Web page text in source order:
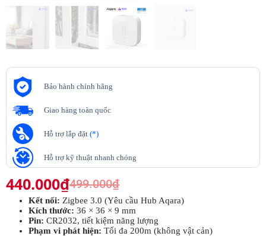
Bảo hành chính hãng
Giao hàng toàn quốc
Hỗ trợ lắp đặt (*)
Hỗ trợ kỹ thuật nhanh chóng
499.000₫
440.000₫
Kết nối: Zigbee 3.0 (Yêu cầu Hub Aqara)
Kích thước: 36 × 36 × 9 mm
Pin: CR2032, tiết kiệm năng lượng
Phạm vi phát hiện: Tối đa 200m (không vật cản)